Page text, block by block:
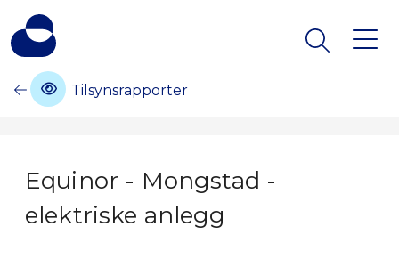
Tilsynsrapporter
Equinor - Mongstad -
elektriske anlegg